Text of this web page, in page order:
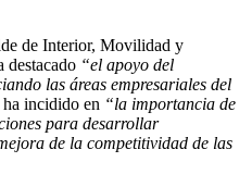
de Interior, Movilidad y
destacado “el apoyo del
las áreas empresariales del
incidido en “la importancia de
para desarrollar
de la competitividad de las